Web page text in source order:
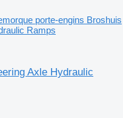
porte-engins Broshuis
Ramps
Axle Hydraulic